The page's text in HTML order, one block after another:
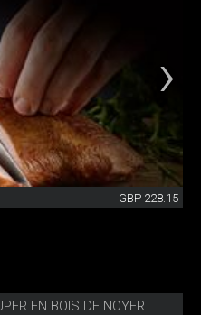
GBP 228.15
EN BOIS DE NOYER